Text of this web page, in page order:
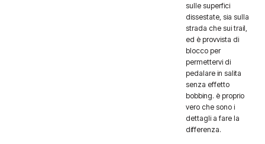
sulle superfici
dissestate, sia sulla
strada che sui trail,
ed è provvista di
blocco per
permettervi di
pedalare in salita
senza effetto
bobbing. è proprio
vero che sono i
dettagli a fare la
differenza.